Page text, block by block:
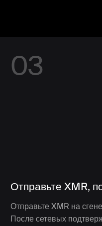
03
Отправьте XMR,
Отправьте XMR на
После сетевых